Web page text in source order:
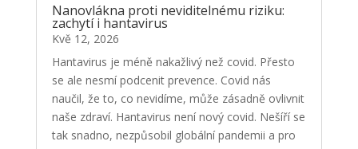
Nanovlákna proti neviditelnému riziku:
zachytí i hantavirus
Kvě 12, 2026
Hantavirus je méně nakažlivý než covid. Přesto
se ale nesmí podcenit prevence. Covid nás
naučil, že to, co nevidíme, může zásadně ovlivnit
naše zdraví. Hantavirus není nový covid. Nešíří se
tak snadno, nezpůsobil globální pandemii a pro